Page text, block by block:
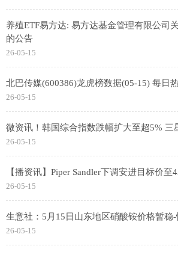
养殖ETF易方达: 易方达基金管理有限公司
的公告
26-05-15
北巴传媒(600386)龙虎榜数据(05-15) 每日
26-05-15
微资讯！韩国综合指数跌幅扩大至超5% 三
26-05-15
【播资讯】Piper Sandler下调安进目标价至
26-05-15
生意社：5月15日山东地区硝酸铵价格暂稳
26-05-15